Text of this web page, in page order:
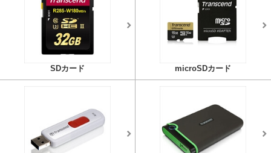
SDカード microSDカード